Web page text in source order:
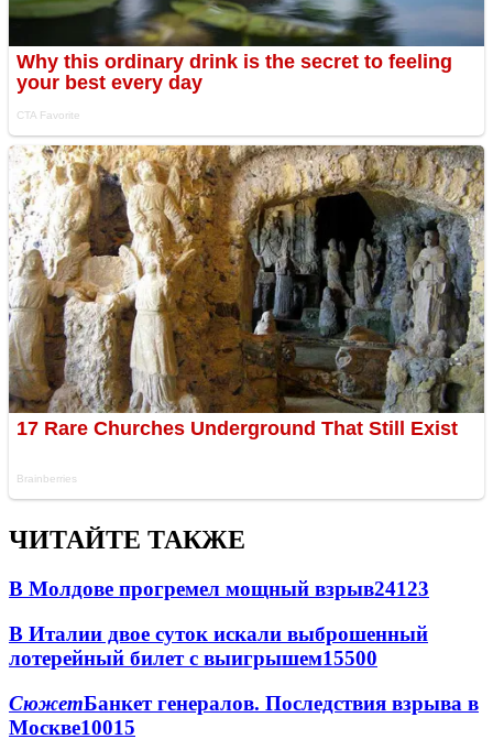
ЧИТАЙТЕ ТАКЖЕ
В Молдове прогремел мощный взрыв24123
В Италии двое суток искали выброшенный
лотерейный билет с выигрышем15500
СюжетБанкет генералов. Последствия взрыва в
Москве10015